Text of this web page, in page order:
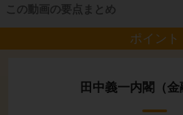
この動画の要点まとめ
ポイント
田中義一内閣（金